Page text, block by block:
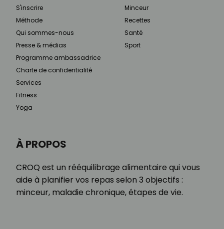
À PROPOS
CROQ est un rééquilibrage alimentaire qui vous
aide à planifier vos repas selon 3 objectifs :
minceur, maladie chronique, étapes de vie.
S'inscrire
Méthode
Qui sommes-nous
Presse & médias
Programme ambassadrice
Charte de confidentialité
Services
Fitness
Yoga
Minceur
Recettes
Santé
Sport